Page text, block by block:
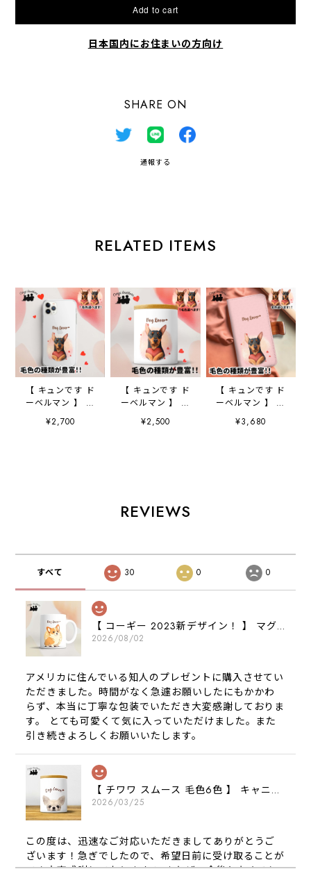
Add to cart
日本国内にお住まいの方向け
SHARE ON
通報する
RELATED ITEMS
【 キュンです ド
ーベルマン 】 ス
マホケース クリ
アソフトケース
¥2,700
【 キュンです ド
ーベルマン 】 キ
ャニスター 保存
容器 お家用 プ
¥2,500
【 キュンです ド
ーベルマン 】 手
帳 スマホケース
犬 うちの子 プ
¥3,680
REVIEWS
すべて 30 0 0
【 コーギー 2023新デザイン！ 】 マグカップ お家用 プレゼント 犬 うちの子 犬グッズ ギフト
2026/08/02
アメリカに住んでいる知人のプレゼントに購入させてい
ただきました。時間がなく急遽お願いしたにもかかわ
らず、本当に丁寧な包装でいただき大変感謝しておりま
す。 とても可愛くて気に入っていただけました。また
引き続きよろしくお願いいたします。
【 チワワ スムース 毛色6色 】 キャニスター 保存容器 お家用 プレゼント 犬 ペット うちの子 犬グッズ
2026/03/25
この度は、迅速なご対応いただきましてありがとうご
ざいます！急ぎでしたので、希望日前に受け取ることが
でき大変感謝しております！ またぜひ今後ともよろし